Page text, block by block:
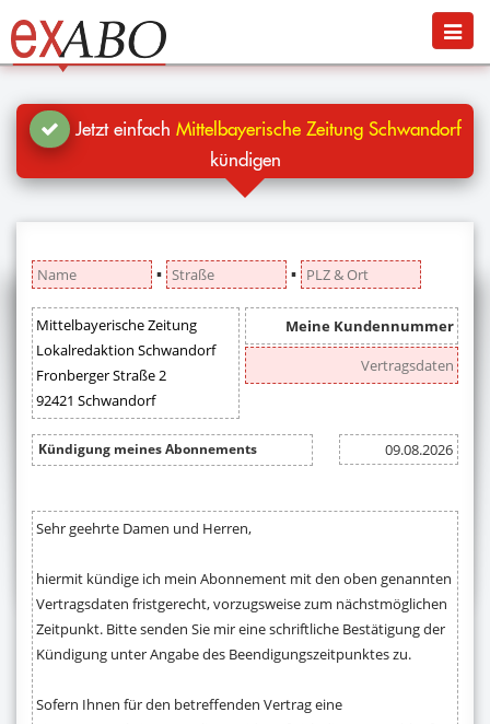
Jetzt kündigen
Blog
Anmelden
Menü
Jetzt einfach Mittelbayerische Zeitung Schwandorf
kündigen
▪ ▪